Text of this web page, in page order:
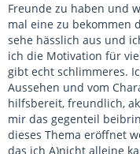
Freunde zu haben und
mal eine zu bekommen
sehe hässlich aus und
ich die Motivation für
gibt echt schlimmeres.
Aussehen und vom
hilfsbereit, freundlich,
mir das gegenteil
dieses Thema eröffnet
das ich A)nicht alleine